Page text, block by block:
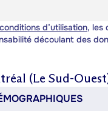
conditions d’utilisation, les
découlant des
(Le Sud-